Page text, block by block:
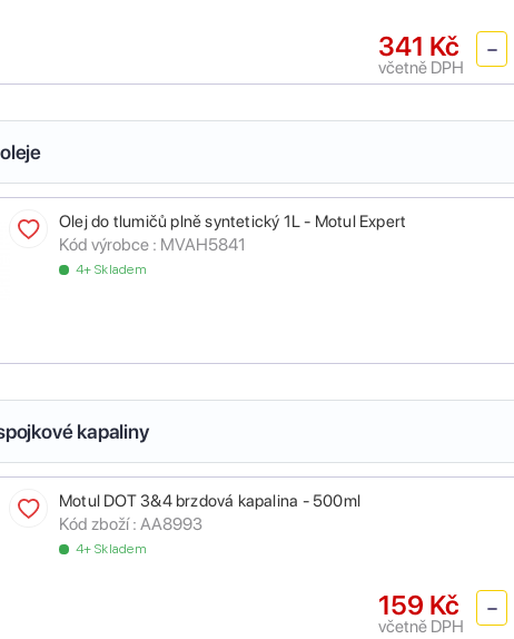
341 Kč
včetně DPH
Olej do tlumičů plně syntetický 1L - Motul Expert
Kód výrobce : MVAH5841
4+ Skladem
kapaliny
Motul DOT 3&4 brzdová kapalina - 500ml
Kód zboží : AA8993
4+ Skladem
159 Kč
včetně DPH